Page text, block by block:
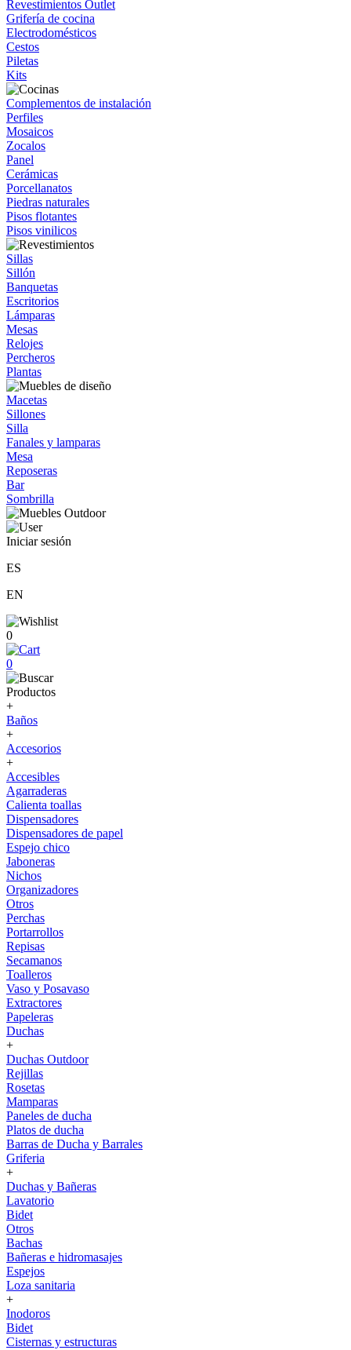
Revestimientos Outlet
Grifería de cocina
Electrodomésticos
Cestos
Piletas
Kits
Complementos de instalación
Perfiles
Mosaicos
Zocalos
Panel
Cerámicas
Porcellanatos
Piedras naturales
Pisos flotantes
Pisos vinilicos
Sillas
Sillón
Banquetas
Escritorios
Lámparas
Mesas
Relojes
Percheros
Plantas
Macetas
Sillones
Silla
Fanales y lamparas
Mesa
Reposeras
Bar
Sombrilla
Iniciar sesión
ES
EN
0
0
Productos
+
Baños
+
Accesorios
+
Accesibles
Agarraderas
Calienta toallas
Dispensadores
Dispensadores de papel
Espejo chico
Jaboneras
Nichos
Organizadores
Otros
Perchas
Portarrollos
Repisas
Secamanos
Toalleros
Vaso y Posavaso
Extractores
Papeleras
Duchas
+
Duchas Outdoor
Rejillas
Rosetas
Mamparas
Paneles de ducha
Platos de ducha
Barras de Ducha y Barrales
Griferia
+
Duchas y Bañeras
Lavatorio
Bidet
Otros
Bachas
Bañeras e hidromasajes
Espejos
Loza sanitaria
+
Inodoros
Bidet
Cisternas y estructuras